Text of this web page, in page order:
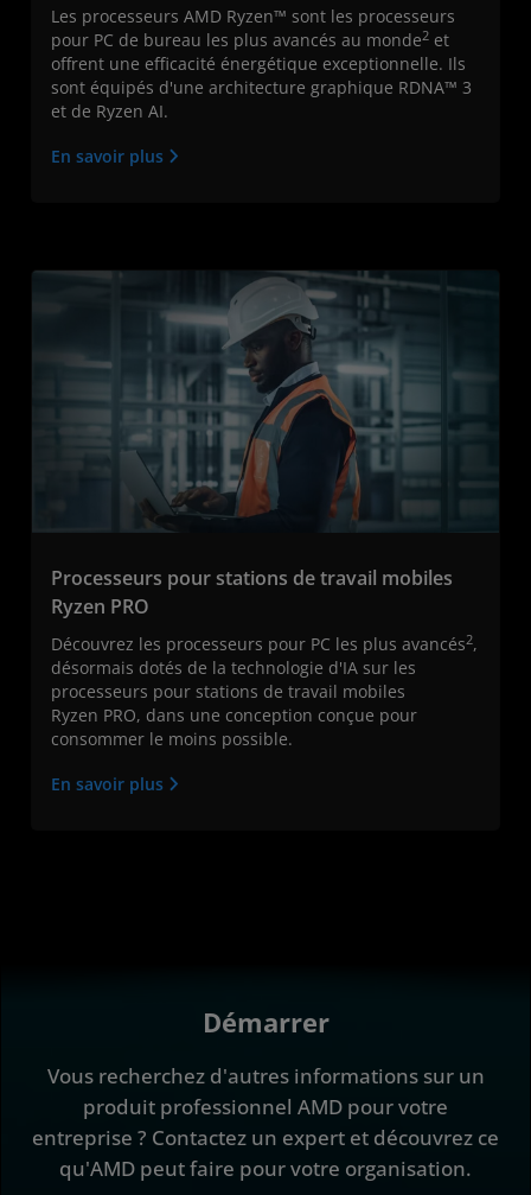
Les processeurs AMD Ryzen™ sont les processeurs
pour PC de bureau les plus avancés au monde2 et
offrent une efficacité énergétique exceptionnelle. Ils
sont équipés d'une architecture graphique RDNA™ 3
et de Ryzen AI.
En savoir plus
Processeurs pour stations de travail mobiles
Ryzen PRO
Découvrez les processeurs pour PC les plus avancés2,
désormais dotés de la technologie d'IA sur les
processeurs pour stations de travail mobiles
Ryzen PRO, dans une conception conçue pour
consommer le moins possible.
En savoir plus
Démarrer
Vous recherchez d'autres informations sur un
produit professionnel AMD pour votre
entreprise ? Contactez un expert et découvrez ce
qu'AMD peut faire pour votre organisation.